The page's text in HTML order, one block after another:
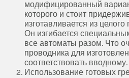
модифицированный
которого и стоит
изготавливается из
Он изгибается
все автоматы разом. Что
проводника для
соответствовать вводному.
Использование готовых